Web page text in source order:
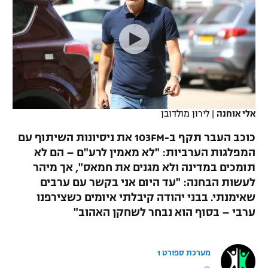
VOD
רץ ברשת
לוח שידורים
ברחבה
"מעל הליגה" – פודקאסט
נבחרת ישראל
מכבי חיפה
בית"ר ירושלים
הפועל חיפה
הפועל באר שבע
מכבי נתניה
בני יהודה
ליגה ספרדית
ליגה איטלקית
ליגה צרפתית
ליגה הולנדית
ליגה טורקית
ליגה סינית
ליגה ברזילאית
כדורסל נשים
מכבי תל אביב
הפועל חולון
הפועל ירושלים
יורוליג
יורוקאפ
טניס
כדוריד
כדורעף
ג'ודו
אגרוף
היאבקות WWE
אלי אוחנה | לירון מולדובן
כוכב העבר תקף ב-103FM את ניסיונות השיתוף עם
המפלגות הערביות: "לא מאמין לרע"ם – הם לא
תומכים במדינה ולא מגנים את חמאס", אך מיהר
לעשות הבחנה: "עד היום אני בקשר עם ערבים
שאימנתי. בבני יהודה קיבלתי איומים כשצירפנו
ערבי – בסוף הוא נבחר לשחקן האהוב"
מערכת ספורט 1